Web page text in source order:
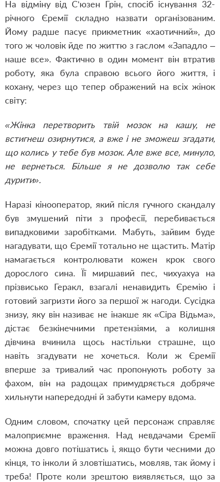
На відміну від С’юзен Грін, спосіб існування 32-
річного Єремії складно назвати організованим.
Йому радше пасує прикметник «хаотичний», до
того ж чоловік йде по життю з гаслом «Западло –
наше все». Фактично в один момент він втратив
роботу, яка була справою всього його життя, і
кохану, через що тепер ображений на всіх жінок
світу:
«Жінка перетворить твій мозок на кашу, не
встигнеш озирнутися, а вже і не зможеш згадати,
що колись у тебе був мозок. Але вже все, минуло,
не вернеться. Більше я не дозволю так себе
дурити».
Наразі кінооператор, який після гучного скандалу
був змушений піти з професії, перебивається
випадковими заробітками. Мабуть, зайвим буде
нагадувати, що Єремії тотально не щастить. Матір
намагається контролювати кожен крок свого
дорослого сина. Її миршавий пес, чихуахуа на
прізвисько Геракл, взагалі ненавидить Єремію і
готовий загризти його за першої ж нагоди. Сусідка
знизу, яку він називає не інакше як «Сіра Відьма»,
дістає безкінечними претензіями, а колишня
дівчина вчинила щось настільки страшне, що
навіть згадувати не хочеться. Коли ж Єремії
вперше за тривалий час пропонують роботу за
фахом, він на радощах примудряється добряче
хильнути напередодні й забути камеру вдома.
Одним словом, спочатку цей персонаж справляє
малоприємне враження. Над невдачами Єремії
можна довго потішатись і, якщо бути чесними до
кінця, то інколи й зловтішатись, мовляв, так йому і
треба! Проте коли зрештою виявляється, що за